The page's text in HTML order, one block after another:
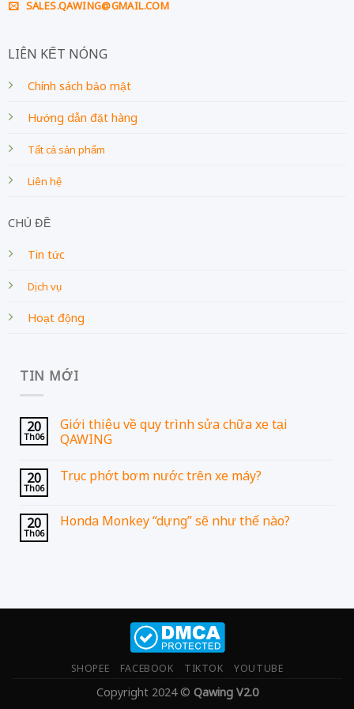
SALES.QAWING@GMAIL.COM
LIÊN KẾT NÓNG
Chính sách bảo mật
Hướng dẫn đặt hàng
Tất cả sản phẩm
Liên hệ
CHỦ ĐỀ
Tin tức
Dịch vụ
Hoạt động
TIN MỚI
20
Th06
Giới thiệu về quy trình sửa chữa xe tại
QAWING
20
Th06
Trục phớt bơm nước trên xe máy?
20
Th06
Honda Monkey “dựng” sẽ như thế nào?
SHOPEE FACEBOOK TIKTOK YOUTUBE
Copyright 2024 © Qawing V2.0